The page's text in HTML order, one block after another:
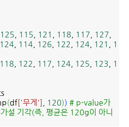
125 115 121 118 117 127
124 114 126 122 124 121
1
118 122 117 124 125 123
1
(df['무게'] 120)) # p-value가
설 기각(즉, 평균은 120g이 아니